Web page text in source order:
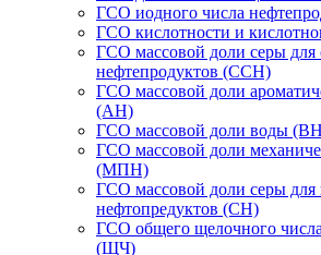
ГСО иодного числа
ГСО кислотности и
ГСО массовой доли серы для
нефтепродуктов (ССН)
ГСО массовой доли
(АН)
ГСО массовой доли воды
ГСО массовой доли
(МПН)
ГСО массовой доли серы
нефтопредуктов (СН)
ГСО общего щелочного
(ЩЧ)